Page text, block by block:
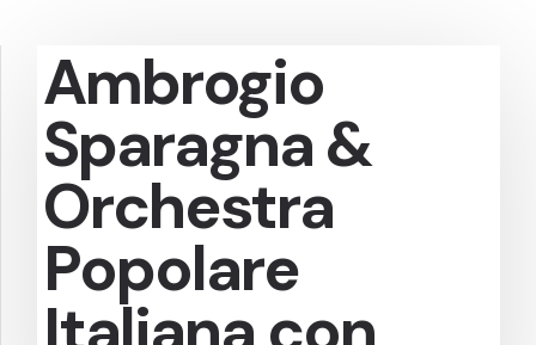
Ambrogio
Sparagna &
Orchestra
Popolare